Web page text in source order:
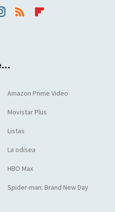
Amazon Prime Video
Movistar Plus
Listas
La odisea
HBO Max
Spider-man: Brand New Day